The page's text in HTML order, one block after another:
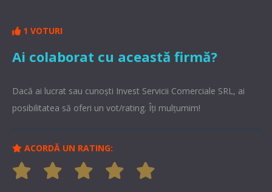
1 VOTURI
Ai colaborat cu această firmă?
Dacă ai lucrat sau cunoşti Invest Servicii Comerciale SRL, ai
posibilitatea să oferi un vot/rating. Îți mulțumim!
ACORDĂ UN RATING: